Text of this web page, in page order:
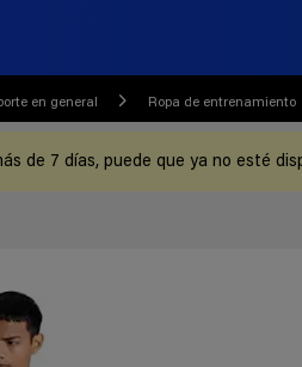
en general Ropa de entrenamiento
de 7 días, puede que ya no esté